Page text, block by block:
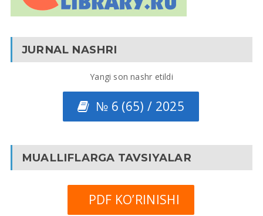
JURNAL NASHRI
Yangi son nashr etildi
№ 6 (65) / 2025
MUALLIFLARGA TAVSIYALAR
PDF KO’RINISHI